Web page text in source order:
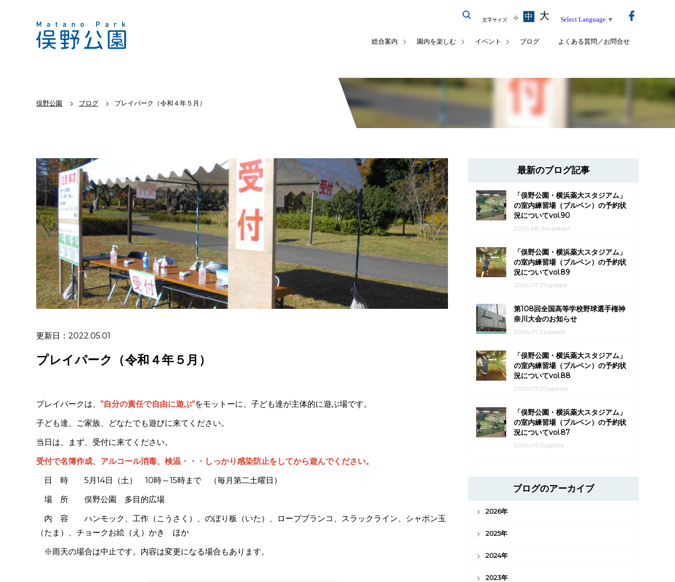
総合案内 園内を楽しむ イベント ブログ よくある質問／お問合せ
文字サイズ 小 中 大 Select Language ▼
俣野公園 ブログ プレイパーク（令和４年５月）
更新日：2022.05.01
プレイパーク（令和４年５月）
プレイパークは、 "自分の責任で自由に遊ぶ"をモットーに、子ども達が主体的に遊ぶ場です。
子ども達、ご家族、どなたでも遊びに来てください。
当日は、まず、受付に来てください。
受付で名簿作成、アルコール消毒、検温・・・しっかり感染防止をしてから遊んでください。
日 時 5月14日（土） 10時～15時まで （毎月第二土曜日）
場 所 俣野公園 多目的広場
内 容 ハンモック、工作（こうさく）、のぼり板（いた）、ロープブランコ、スラックライン、シャボン玉
（たま）、チョークお絵（え）かき ほか
※雨天の場合は中止です。内容は変更になる場合もあります。
最新のブログ記事
「俣野公園・横浜薬大スタジアム」
の室内練習場（ブルペン）の予約状
況についてvol.90
2026.08.04update
「俣野公園・横浜薬大スタジアム」
の室内練習場（ブルペン）の予約状
況についてvol.89
2026.07.27update
第108回全国高等学校野球選手権神
奈川大会のお知らせ
2026.07.21update
「俣野公園・横浜薬大スタジアム」
の室内練習場（ブルペン）の予約状
況についてvol.88
2026.07.20update
「俣野公園・横浜薬大スタジアム」
の室内練習場（ブルペン）の予約状
況についてvol.87
2026.07.11update
ブログのアーカイブ
2026年
2025年
2024年
2023年